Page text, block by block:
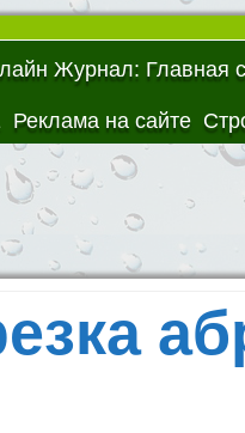
Журнал: Главная
Реклама на сайте